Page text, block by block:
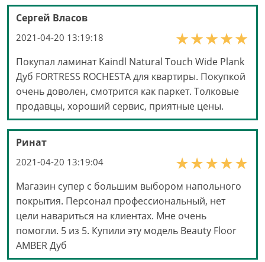
Сергей Власов
2021-04-20 13:19:18
Покупал ламинат Kaindl Natural Touch Wide Plank
Дуб FORTRESS ROCHESTA для квартиры. Покупкой
очень доволен, смотрится как паркет. Толковые
продавцы, хороший сервис, приятные цены.
Ринат
2021-04-20 13:19:04
Магазин супер с большим выбором напольного
покрытия. Персонал профессиональный, нет
цели навариться на клиентах. Мне очень
помогли. 5 из 5. Купили эту модель Beauty Floor
AMBER Дуб